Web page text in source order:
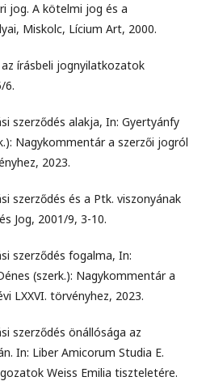
jog. A kötelmi jog és a
Miskolc, Lícium Art, 2000.
írásbeli jognyilatkozatok
6.
szerződés alakja, In: Gyertyánfy
Nagykommentár a szerzői jogról
2023.
szerződés és a Ptk. viszonyának
Jog, 2001/9, 3-10.
szerződés fogalma, In:
(szerk.): Nagykommentár a
LXXVI. törvényhez, 2023.
szerződés önállósága az
In: Liber Amicorum Studia E.
Weiss Emilia tiszteletére.